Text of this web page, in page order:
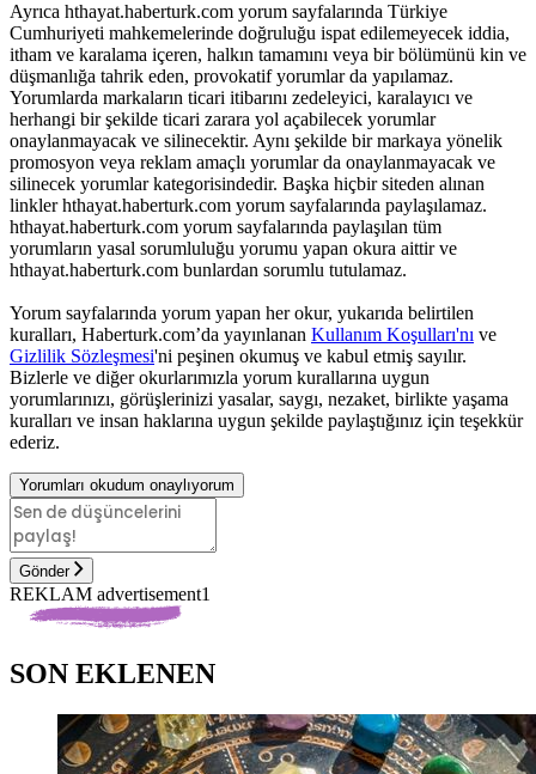
Ayrıca hthayat.haberturk.com yorum sayfalarında Türkiye
Cumhuriyeti mahkemelerinde doğruluğu ispat edilemeyecek iddia,
itham ve karalama içeren, halkın tamamını veya bir bölümünü kin ve
düşmanlığa tahrik eden, provokatif yorumlar da yapılamaz.
Yorumlarda markaların ticari itibarını zedeleyici, karalayıcı ve
herhangi bir şekilde ticari zarara yol açabilecek yorumlar
onaylanmayacak ve silinecektir. Aynı şekilde bir markaya yönelik
promosyon veya reklam amaçlı yorumlar da onaylanmayacak ve
silinecek yorumlar kategorisindedir. Başka hiçbir siteden alınan
linkler hthayat.haberturk.com yorum sayfalarında paylaşılamaz.
hthayat.haberturk.com yorum sayfalarında paylaşılan tüm
yorumların yasal sorumluluğu yorumu yapan okura aittir ve
hthayat.haberturk.com bunlardan sorumlu tutulamaz.
Yorum sayfalarında yorum yapan her okur, yukarıda belirtilen
kuralları, Haberturk.com’da yayınlanan Kullanım Koşulları'nı ve
Gizlilik Sözleşmesi'ni peşinen okumuş ve kabul etmiş sayılır.
Bizlerle ve diğer okurlarımızla yorum kurallarına uygun
yorumlarınızı, görüşlerinizi yasalar, saygı, nezaket, birlikte yaşama
kuralları ve insan haklarına uygun şekilde paylaştığınız için teşekkür
ederiz.
Yorumları okudum onaylıyorum
Gönder
REKLAM advertisement1
SON EKLENEN